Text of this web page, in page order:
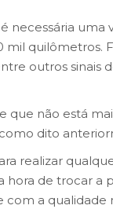
necessária uma
mil quilômetros.
outros sinais
que não está
dito
realizar
hora de trocar a
a qualidade